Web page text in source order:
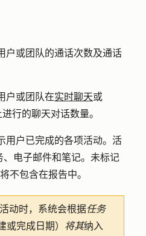
户或团队的通话次数及通话
户或团队在实时聊天或
进行的聊天对话数量。
用户已完成的各项活动。活
电子邮件和笔记。未标记
不包含在报告中。
动时，系统会根据任务
或完成日期） 将其纳入